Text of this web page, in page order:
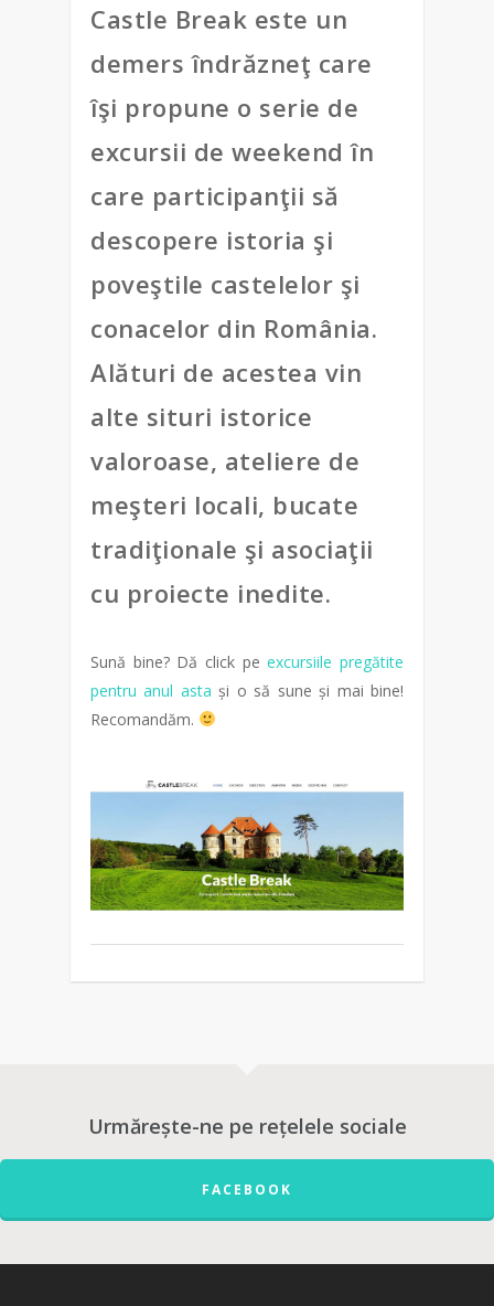
Castle Break este un
demers îndrăzneţ care
îşi propune o serie de
excursii de weekend în
care participanţii să
descopere istoria şi
poveştile castelelor şi
conacelor din România.
Alături de acestea vin
alte situri istorice
valoroase, ateliere de
meşteri locali, bucate
tradiţionale şi asociaţii
cu proiecte inedite.
Sună bine? Dă click pe excursiile pregătite
pentru anul asta și o să sune și mai bine!
Recomandăm.
Urmărește-ne pe rețelele sociale
FACEBOOK